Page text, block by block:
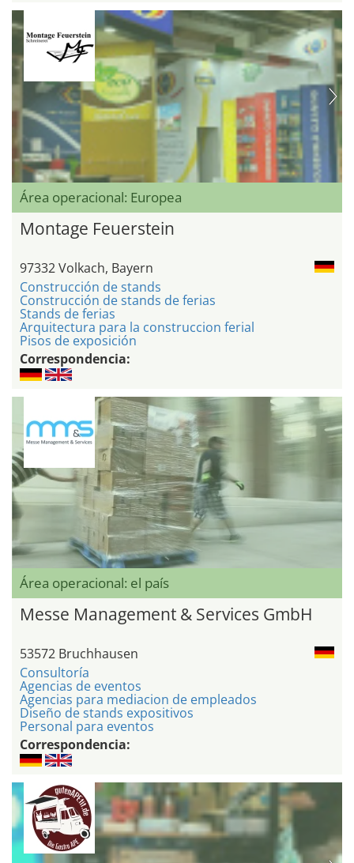
Área operacional: Europea
Montage Feuerstein
97332 Volkach, Bayern
Construcción de stands
Construcción de stands de ferias
Stands de ferias
Arquitectura para la construccion ferial
Pisos de exposición
Correspondencia:
Área operacional: el país
Messe Management & Services GmbH
53572 Bruchhausen
Consultoría
Agencias de eventos
Agencias para mediacion de empleados
Diseño de stands expositivos
Personal para eventos
Correspondencia: